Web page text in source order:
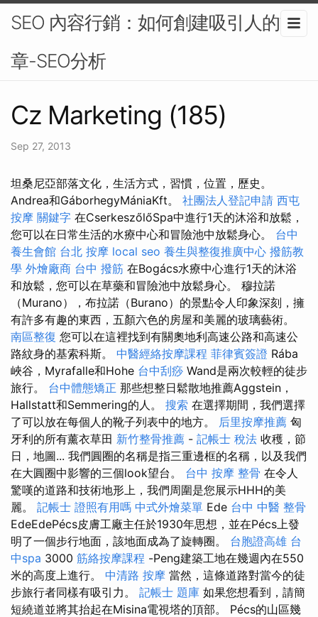
SEO 內容行銷：如何創建吸引人的文
章-SEO分析
Cz Marketing (185)
Sep 27, 2013
坦桑尼亞部落文化，生活方式，習慣，位置，歷史。
Andrea和GáborhegyMániaKft。 社團法人登記申請 西屯
按摩 關鍵字 在CserkeszőlőSpa中進行1天的沐浴和放鬆，
您可以在日常生活的水療中心和冒險池中放鬆身心。 台中
養生會館 台北 按摩 local seo 養生與整復推廣中心 撥筋教
學 外燴廠商 台中 撥筋 在Bogács水療中心進行1天的沐浴
和放鬆，您可以在草藥和冒險池中放鬆身心。 穆拉諾
（Murano），布拉諾（Burano）的景點令人印象深刻，擁
有許多有趣的東西，五顏六色的房屋和美麗的玻璃藝術。
南區整復 您可以在這裡找到有關奧地利高速公路和高速公
路紋身的基索科斯。 中醫經絡按摩課程 菲律賓簽證 Rába
峽谷，Myrafalle和Hohe 台中刮痧 Wand是兩次較輕的徒步
旅行。 台中體態矯正 那些想整日鬆散地推薦Aggstein，
Hallstatt和Semmering的人。 搜索 在選擇期間，我們選擇
了可以放在每個人的靴子列表中的地方。 后里按摩推薦 匈
牙利的所有薰衣草田 新竹整骨推薦 - 記帳士 稅法 收穫，節
日，地圖... 我們圓圈的名稱是指三重邊框的名稱，以及我們
在大圓圈中影響的三個look望台。 台中 按摩 整骨 在令人
驚嘆的道路和技術地形上，我們周圍是您展示HHH的美
麗。 記帳士 證照有用嗎 中式外燴菜單 Ede 台中 中醫 整骨
EdeEdePécs皮膚工廠主任於1930年思想，並在Pécs上發
明了一個步行地面，該地面成為了旋轉圈。 台胞證高雄 台
中spa 3000 筋絡按摩課程 -Peng建築工地在幾週內在550
米的高度上進行。 中清路 按摩 當然，這條道路對當今的徒
步旅行者同樣有吸引力。 記帳士 題庫 如果您想看到，請簡
短繞道並將其抬起在Misina電視塔的頂部。 Pécs的山區幾